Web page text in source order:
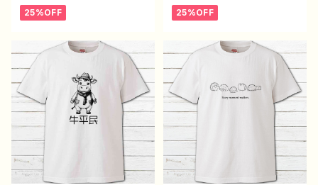
め 面白い ユニーク 人
師 クリエイター オリジ
ナル デザイン グッズ
白 半袖シャツ デザイ
ン コラボ ネタTシャツ
ノンブランド タイトル：デザ
インTシャツ №630 H-7
25%OFF
物 ゆるかわ ゆるい ユ
ルキャラクター おすす
め 個性的 人気 イラス
トレーター クリエイター
絵師 オリジナル デザイ
ン グッズ 半袖シャツ
デザイン コラボ タイト
ル：牛平民（グレー） 作：ん
25%OFF